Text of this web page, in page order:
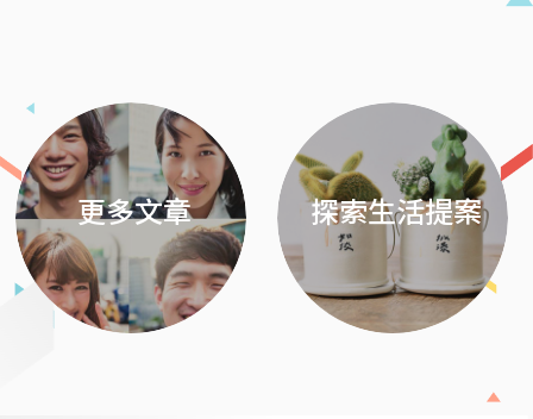
更多文章 探索生活提案